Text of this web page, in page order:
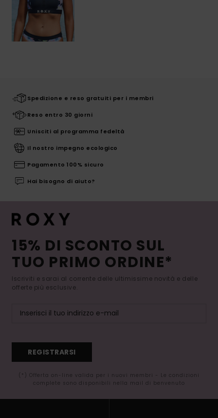
Spedizione e reso gratuiti per i membri
Reso entro 30 giorni
Unisciti al programma fedeltà
Il nostro impegno ecologico
Pagamento 100% sicuro
Hai bisogno di aiuto?
15% DI SCONTO SUL
TUO PRIMO ORDINE*
Iscriviti e sarai al corrente delle ultimissime novità e delle
offerte più esclusive.
REGISTRARSI
(*) Offerta on-line valida per i nuovi membri - Le condizioni
complete sono disponibili nella mail di benvenuto